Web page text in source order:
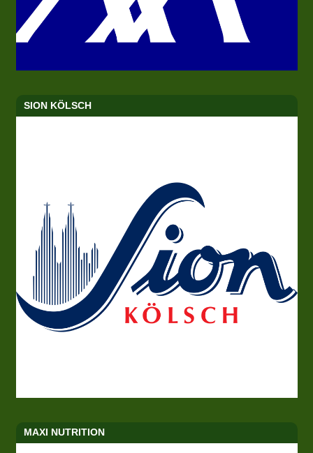
SION KÖLSCH
MAXI NUTRITION